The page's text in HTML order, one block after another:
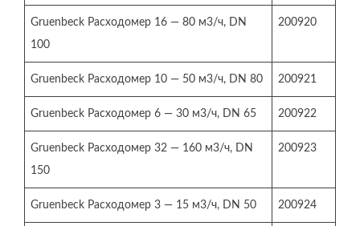
Gruenbeck Расходомер 16 — 80 м3/ч, DN
100
200920
Gruenbeck Расходомер 10 — 50 м3/ч, DN 80 200921
Gruenbeck Расходомер 6 — 30 м3/ч, DN 65 200922
Gruenbeck Расходомер 32 — 160 м3/ч, DN
150
200923
Gruenbeck Расходомер 3 — 15 м3/ч, DN 50 200924